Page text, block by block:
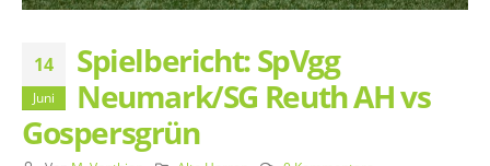
14
Juni
Spielbericht: SpVgg
Neumark/SG Reuth AH vs
Gospersgrün